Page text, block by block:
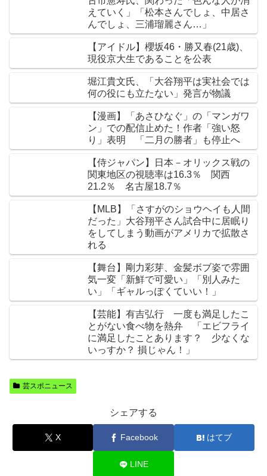
えていく」「松本さんでしょ、中居さ
んでしょ、三浦瑠麗さん…」
【アイドル】櫻坂46・勝又春(21歳)、
現役京大生であることを公表
堀江貴文氏、「大谷翔平は実社会では
何の役にも立たない」発言が物議
【漫画】「あさひなぐ」の「マンガワ
ン」での配信止めた！作者「強い怒
り」表明 「二月の勝者」も停止へ
【侍ジャパン】日本－オリックス戦の
関東地区の視聴率は16.3％ 関西
21.2％ 名古屋18.7％
【MLB】「さすがのショウヘイも人間
だった」大谷翔平さん試合中に居眠り
をしてしまう動画がアメリカで拡散さ
れる
【舞台】剛力彩芽、金髪ボブ姿で雰囲
気一変「新鮮で可愛い」「別人みた
い」「ギャルっぽくていい！」
【芸能】有吉弘行 一度も満足したこ
とがない食べ物を熱弁 「エビフライ
に満足したことあります？ 少なくな
いっすか？ 損じゃん！」
芸スポニュース
シェアする
X Facebook はてブ
LINE